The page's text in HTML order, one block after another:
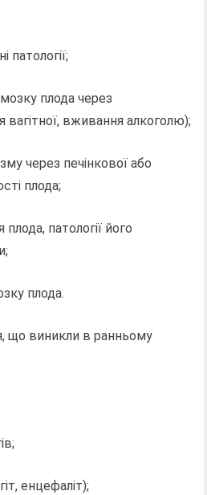
патології;
плода через
вагітної, вживання алкоголю);
через печінкової або
плода;
патології його
плода.
що виникли в ранньому
енцефаліт);